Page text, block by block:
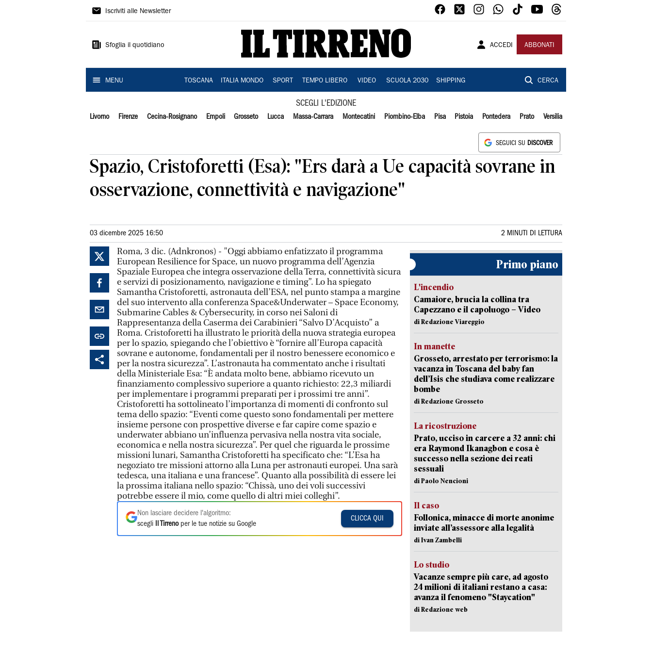
Il
Iscriviti alle Newsletter
Sfoglia il quotidiano ACCEDI ABBONATI
MENU TOSCANA ITALIA MONDO SPORT TEMPO LIBERO VIDEO SCUOLA 2030 SHIPPING CERCA
SCEGLI L'EDIZIONE
Livorno Firenze Cecina-Rosignano Empoli Grosseto Lucca Massa-Carrara Montecatini Piombino-Elba Pisa Pistoia Pontedera Prato Versilia
SEGUICI SU DISCOVER
Spazio, Cristoforetti (Esa): "Ers darà a Ue capacità sovrane in
osservazione, connettività e navigazione"
03 dicembre 2025 16:50 2 MINUTI DI LETTURA
Roma, 3 dic. (Adnkronos) - "Oggi abbiamo enfatizzato il programma
European Resilience for Space, un nuovo programma dell’Agenzia
Spaziale Europea che integra osservazione della Terra, connettività sicura
e servizi di posizionamento, navigazione e timing”. Lo ha spiegato
Samantha Cristoforetti, astronauta dell’ESA, nel punto stampa a margine
del suo intervento alla conferenza Space&Underwater – Space Economy,
Submarine Cables & Cybersecurity, in corso nei Saloni di
Rappresentanza della Caserma dei Carabinieri “Salvo D’Acquisto” a
Roma. Cristoforetti ha illustrato le priorità della nuova strategia europea
per lo spazio, spiegando che l’obiettivo è “fornire all’Europa capacità
sovrane e autonome, fondamentali per il nostro benessere economico e
per la nostra sicurezza”. L’astronauta ha commentato anche i risultati
della Ministeriale Esa: “È andata molto bene, abbiamo ricevuto un
finanziamento complessivo superiore a quanto richiesto: 22,3 miliardi
per implementare i programmi preparati per i prossimi tre anni”.
Cristoforetti ha sottolineato l’importanza di momenti di confronto sul
tema dello spazio: “Eventi come questo sono fondamentali per mettere
insieme persone con prospettive diverse e far capire come spazio e
underwater abbiano un’influenza pervasiva nella nostra vita sociale,
economica e nella nostra sicurezza”. Per quel che riguarda le prossime
missioni lunari, Samantha Cristoforetti ha specificato che: “L’Esa ha
negoziato tre missioni attorno alla Luna per astronauti europei. Una sarà
tedesca, una italiana e una francese”. Quanto alla possibilità di essere lei
la prossima italiana nello spazio: “Chissà, uno dei voli successivi
potrebbe essere il mio, come quello di altri miei colleghi”.
Non lasciare decidere l'algoritmo:
scegli
Il Tirrenoper le tue notizie su Google
CLICCA QUI
Primo piano
L'incendio
Camaiore, brucia la collina tra
Capezzano e il capoluogo – Video
di Redazione Viareggio
In manette
Grosseto, arrestato per terrorismo: la
vacanza in Toscana del baby fan
dell’Isis che studiava come realizzare
bombe
di Redazione Grosseto
La ricostruzione
Prato, ucciso in carcere a 32 anni: chi
era Raymond Ikanagbon e cosa è
successo nella sezione dei reati
sessuali
di Paolo Nencioni
Il caso
Follonica, minacce di morte anonime
inviate all’assessore alla legalità
di Ivan Zambelli
Lo studio
Vacanze sempre più care, ad agosto
24 milioni di italiani restano a casa:
avanza il fenomeno "Staycation"
di Redazione web